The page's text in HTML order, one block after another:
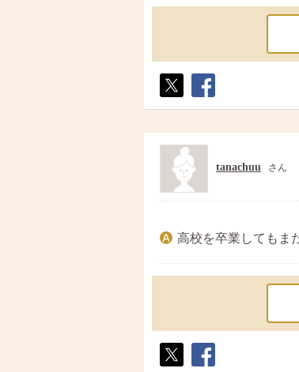
ト
ア
tanachuu さん
高校を卒業してもま